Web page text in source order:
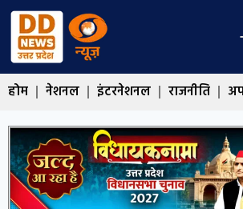
होम नेशनल इंटरनेशनल राजनीति